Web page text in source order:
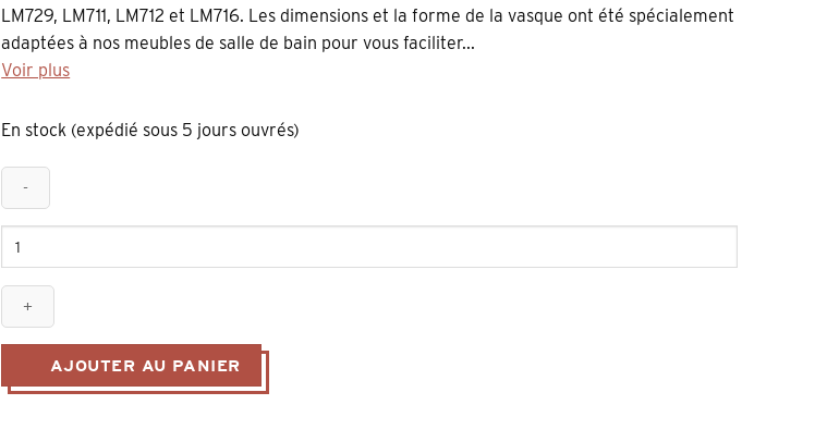
LM729, LM711, LM712 et LM716. Les dimensions et la forme de la vasque ont été spécialement
adaptées à nos meubles de salle de bain pour vous faciliter...
Voir plus
En stock (expédié sous 5 jours ouvrés)
vasque
de
AJOUTER AU PANIER